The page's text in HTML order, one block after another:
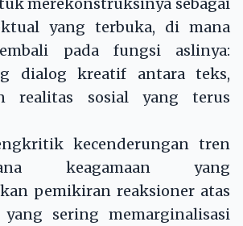
yang terbuka, di mana
pada fungsi aslinya:
dialog kreatif antara teks,
realitas sosial yang terus
kecenderungan tren
keagamaan yang
pemikiran reaksioner atas
sering memarginalisasi